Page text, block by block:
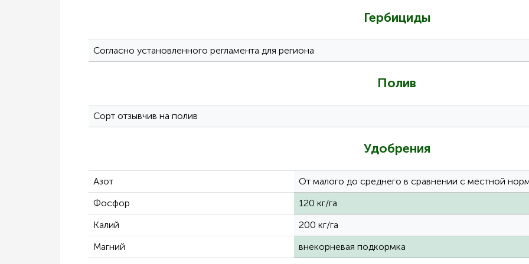
Гербициды
Согласно установленного регламента для региона
Полив
Сорт отзывчив на полив
Удобрения
Азот
От малого до среднего в сравнении с местной
Фосфор
120 кг/га
Калий
200 кг/га
Магний
внекорневая подкормка